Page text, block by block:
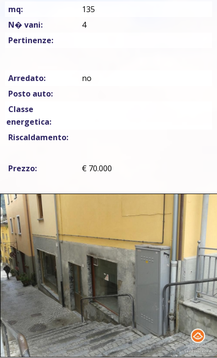
mq:
135
N� vani:
4
Pertinenze:
Arredato:
no
Posto auto:
Classe
energetica:
Riscaldamento:
Prezzo: € 70.000